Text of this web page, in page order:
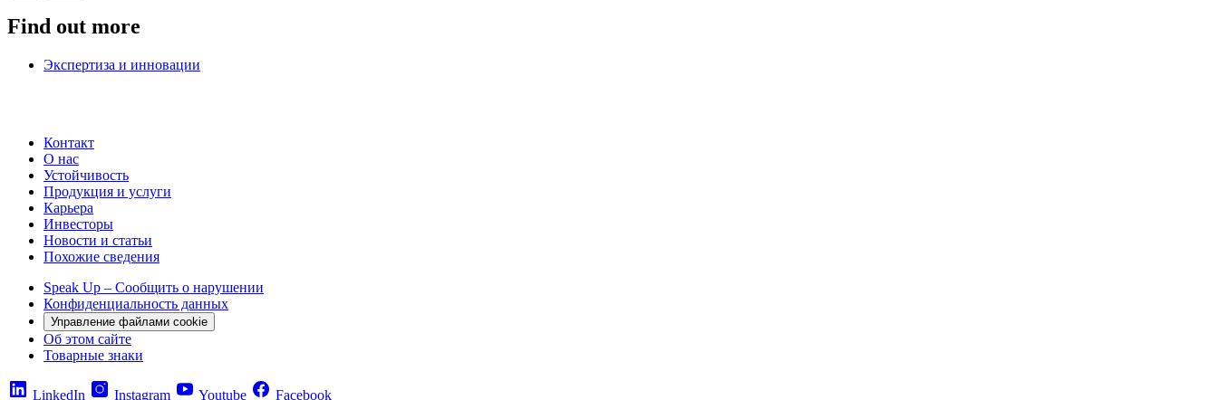
Find out more
Экспертиза и инновации
Контакт
О нас
Устойчивость
Продукция и услуги
Карьера
Инвесторы
Новости и статьи
Похожие сведения
Speak Up – Сообщить о нарушении
Конфиденциальность данных
Управление файлами cookie
Об этом сайте
Товарные знаки
LinkedIn Instagram Youtube Facebook